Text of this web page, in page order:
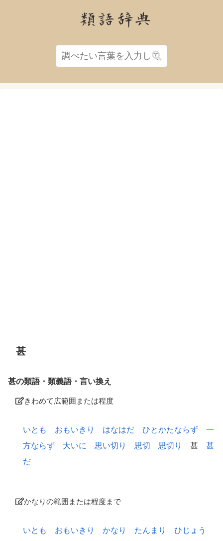
甚
甚の類語・類義語・言い換え
きわめて広範囲または程度
いとも おもいきり はなはだ ひとかたならず
一
方ならず
大いに 思い切り 思切 思切り 甚 甚
だ
かなりの範囲または程度まで
いとも おもいきり かなり たんまり
ひじょう